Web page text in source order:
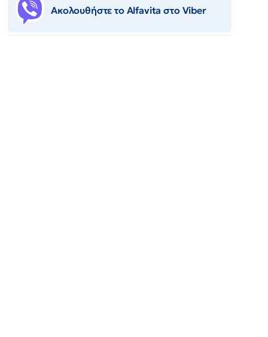
Ακολουθήστε το Αlfavita στο Viber